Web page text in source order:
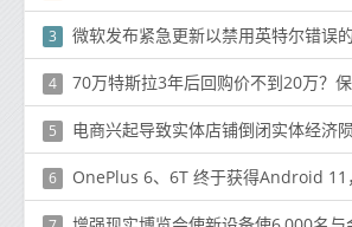
3 微软发布紧急更新以禁用英特尔错误
4 70万特斯拉3年后回购价不到20万？
5 电商兴起导致实体店铺倒闭实体经济
6 OnePlus 6、6T 终于获得Android 11，